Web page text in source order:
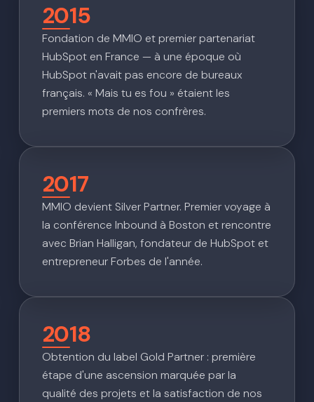
2015
Fondation de MMIO et premier partenariat
HubSpot en France — à une époque où
HubSpot n'avait pas encore de bureaux
français. « Mais tu es fou » étaient les
premiers mots de nos confrères.
2017
MMIO devient Silver Partner. Premier voyage à
la conférence Inbound à Boston et rencontre
avec Brian Halligan, fondateur de HubSpot et
entrepreneur Forbes de l'année.
2018
Obtention du label Gold Partner : première
étape d'une ascension marquée par la
qualité des projets et la satisfaction de nos